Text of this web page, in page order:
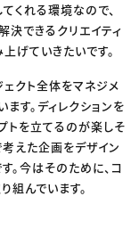
くれる環境なので、
決できるクリエイティ
げていきたいです。
クト全体をマネジメ
す。ディレクションを
トを立てるのが楽しそ
えた企画をデザイン
。今はそのために、コ
組んでいます。